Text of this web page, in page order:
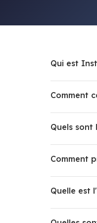
Qui est
Comment
Quels
Comment
Quelle est